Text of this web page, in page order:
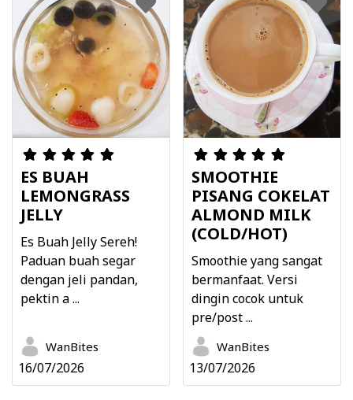
ES BUAH
LEMONGRASS
JELLY
Es Buah Jelly Sereh!
Paduan buah segar
dengan jeli pandan,
pektin a ...
WanBites
16/07/2026
SMOOTHIE
PISANG COKELAT
ALMOND MILK
(COLD/HOT)
Smoothie yang sangat
bermanfaat. Versi
dingin cocok untuk
pre/post ...
WanBites
13/07/2026